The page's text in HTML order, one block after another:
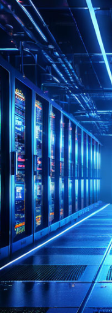
Varunkumar Sagarkar
, March 4, 2024